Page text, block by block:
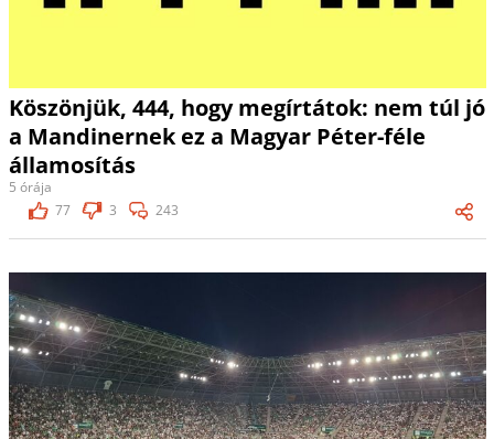
Köszönjük, 444, hogy megírtátok: nem túl jó
a Mandinernek ez a Magyar Péter-féle
államosítás
5 órája
77
3 243